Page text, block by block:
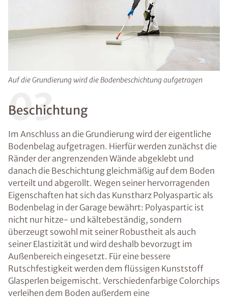
Auf die Grundierung wird die Bodenbeschichtung aufgetragen
03
Beschichtung
Im Anschluss an die Grundierung wird der eigentliche
Bodenbelag aufgetragen. Hierfür werden zunächst die
Ränder der angrenzenden Wände abgeklebt und
danach die Beschichtung gleichmäßig auf dem Boden
verteilt und abgerollt. Wegen seiner hervorragenden
Eigenschaften hat sich das Kunstharz Polyaspartic als
Bodenbelag in der Garage bewährt: Polyaspartic ist
nicht nur hitze- und kältebeständig, sondern
überzeugt sowohl mit seiner Robustheit als auch
seiner Elastizität und wird deshalb bevorzugt im
Außenbereich eingesetzt. Für eine bessere
Rutschfestigkeit werden dem flüssigen Kunststoff
Glasperlen beigemischt. Verschiedenfarbige Colorchips
verleihen dem Boden außerdem eine